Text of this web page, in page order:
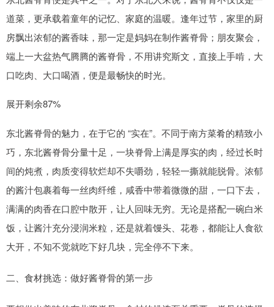
道菜，更承载着童年的记忆、家庭的温暖。逢年过节，家里的厨
房飘出浓郁的酱香味，那一定是妈妈在制作酱脊骨；朋友聚会，
端上一大盆热气腾腾的酱脊骨，不用讲究斯文，直接上手啃，大
口吃肉、大口喝酒，便是最畅快的时光。
展开剩余87%
东北酱脊骨的魅力，在于它的 “实在”。不同于南方菜肴的精致小
巧，东北酱脊骨分量十足，一块脊骨上满是厚实的肉，经过长时
间的炖煮，肉质变得软烂却不失嚼劲，轻轻一撕就能脱骨。浓郁
的酱汁包裹着每一丝肉纤维，咸香中带着微微的甜，一口下去，
满满的肉香在口腔中散开，让人回味无穷。无论是搭配一碗白米
饭，让酱汁充分浸润米粒，还是就着馒头、花卷，都能让人食欲
大开，不知不觉就吃下好几块，完全停不下来。
二、食材挑选：做好酱脊骨的第一步